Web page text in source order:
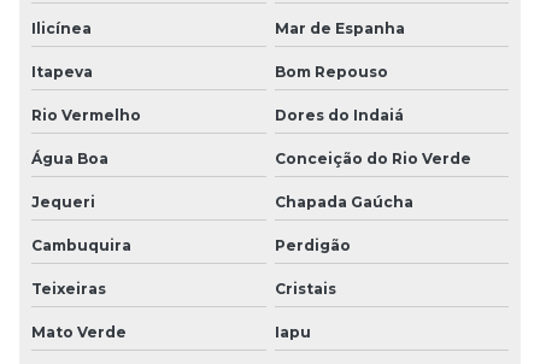
Ilicínea Mar de Espanha
Itapeva Bom Repouso
Rio Vermelho Dores do Indaiá
Água Boa Conceição do Rio Verde
Jequeri Chapada Gaúcha
Cambuquira Perdigão
Teixeiras Cristais
Mato Verde Iapu